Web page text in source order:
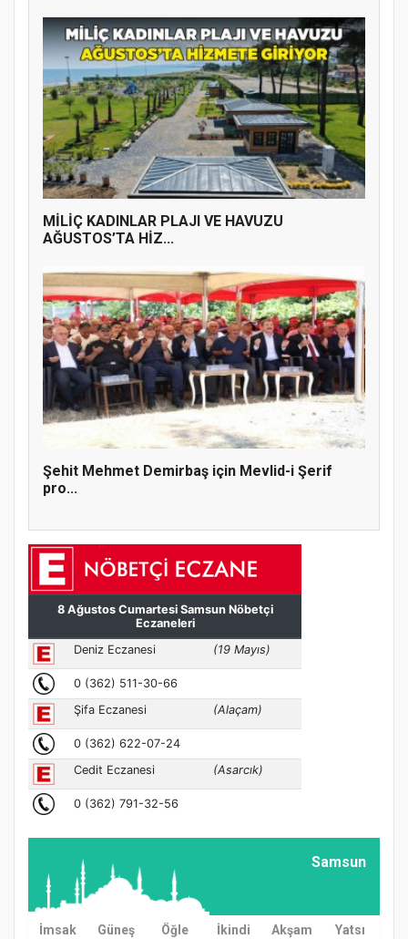
MİLİÇ KADINLAR PLAJI VE HAVUZU
AĞUSTOS’TA HİZ...
Şehit Mehmet Demirbaş için Mevlid-i Şerif
pro...
Samsun
İmsak Güneş Öğle İkindi Akşam
Yatsı